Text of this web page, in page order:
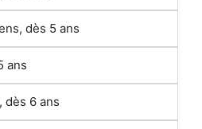
dès 5 ans
ans
dès 6 ans